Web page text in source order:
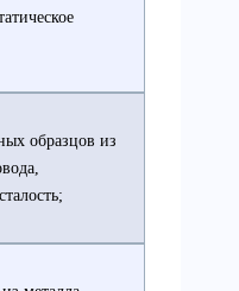
образцов из